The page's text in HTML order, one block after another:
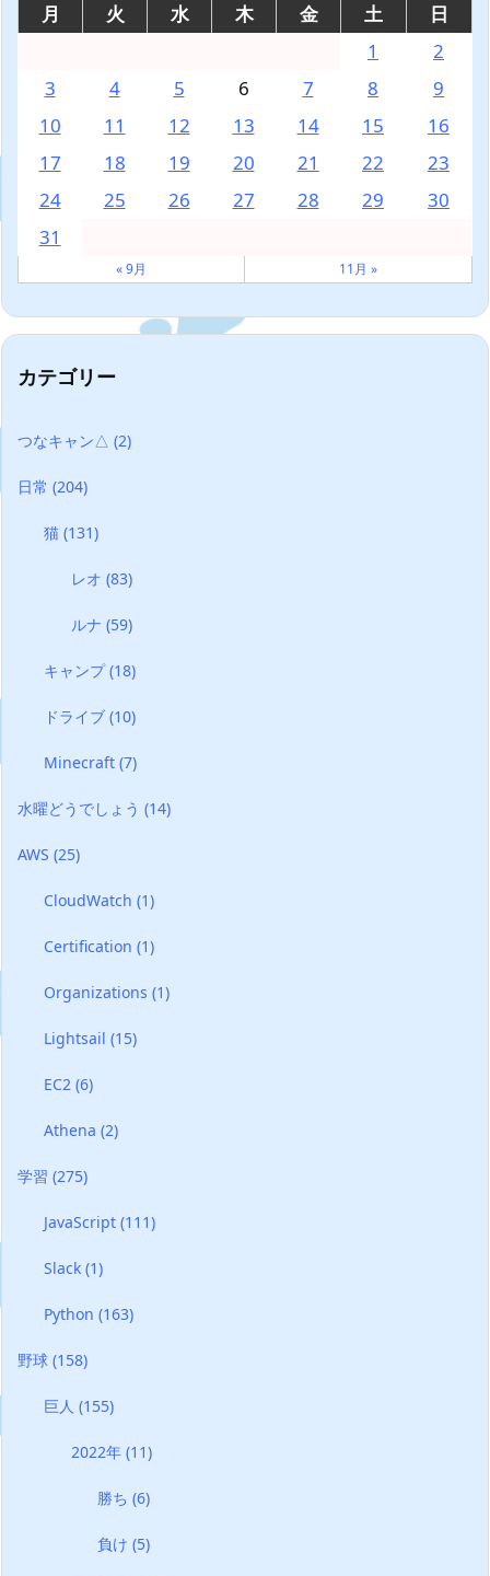
月
火 水 木 金 土
日
1
2
3
4 5 6 7 8
9
10
11 12 13 14 15
16
17
18 19 20 21 22
23
24
25 26 27 28 29
30
31
« 9月 11月 »
カテゴリー
つなキャン△ (2)
日常 (204)
猫(131)
レオ (83)
ルナ (59)
キャンプ(18)
ドライブ(10)
Minecraft(7)
水曜どうでしょう (14)
AWS (25)
CloudWatch(1)
Certification(1)
Organizations(1)
Lightsail(15)
EC2(6)
Athena(2)
学習 (275)
JavaScript(111)
Slack(1)
Python(163)
野球 (158)
巨人(155)
2022年 (11)
勝ち(6)
負け(5)